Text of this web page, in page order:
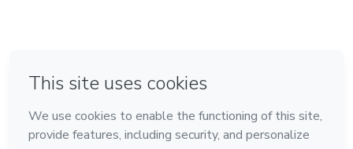
Feito com ❤ em Bogotá